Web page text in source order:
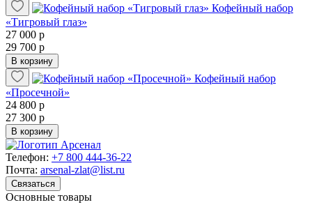
Кофейный набор
«Тигровый глаз»
27 000 р
29 700 р
В корзину
Кофейный набор
«Просечной»
24 800 р
27 300 р
В корзину
Телефон: +7 800 444-36-22
Почта: arsenal-zlat@list.ru
Связаться
Основные товары